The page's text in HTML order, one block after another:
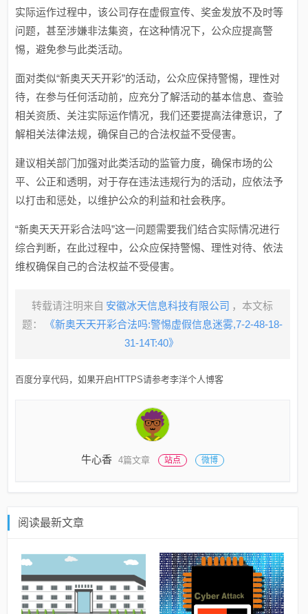
实际运作过程中，该公司存在虚假宣传、奖金发放不及时等
问题，甚至涉嫌非法集资，在这种情况下，公众应提高警
惕，避免参与此类活动。
面对类似“新奥天天开彩”的活动，公众应保持警惕，理性对
待，在参与任何活动前，应充分了解活动的基本信息、查验
相关资质、关注实际运作情况，我们还要提高法律意识，了
解相关法律法规，确保自己的合法权益不受侵害。
建议相关部门加强对此类活动的监管力度，确保市场的公
平、公正和透明，对于存在违法违规行为的活动，应依法予
以打击和惩处，以维护公众的利益和社会秩序。
“新奥天天开彩合法吗”这一问题需要我们结合实际情况进行
综合判断，在此过程中，公众应保持警惕、理性对待、依法
维权确保自己的合法权益不受侵害。
转载请注明来自 安徽冰天信息科技有限公司 ，本文标
题：
《新奥天天开彩合法吗:警惕虚假信息迷雾,7-2-48-18-
31-14T:40》
百度分享代码，如果开启HTTPS请参考李洋个人博客
牛心香 4篇文章 站点 微博
阅读最新文章